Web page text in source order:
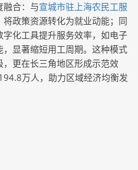
融合：与宣城市驻上海农民工服
政策资源转化为就业动能；同
化工具提升服务效率，如电子
显著缩短用工周期。这种模式
更在长三角地区形成示范效
万人，助力区域经济均衡发